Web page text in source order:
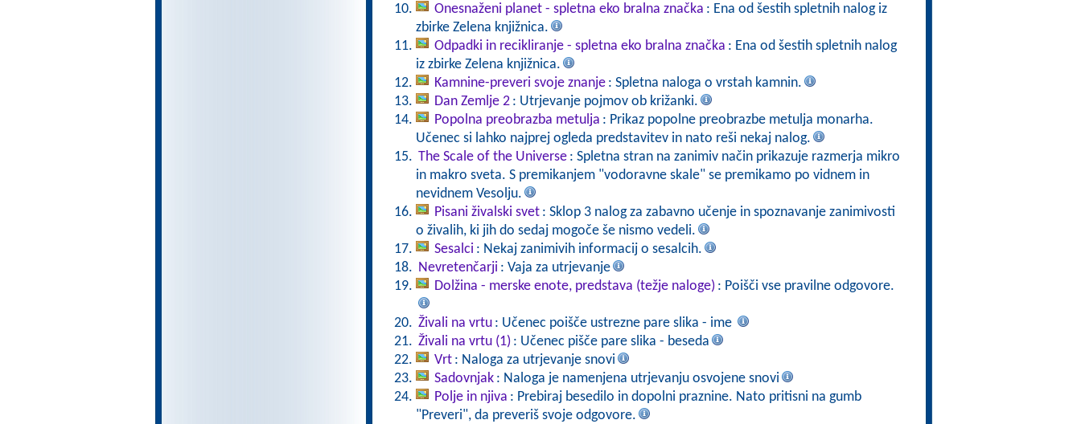
Onesnaženi planet - spletna eko bralna značka : Ena od šestih spletnih nalog iz
zbirke Zelena knjižnica.
Odpadki in recikliranje - spletna eko bralna značka : Ena od šestih spletnih nalog
iz zbirke Zelena knjižnica.
Kamnine-preveri svoje znanje : Spletna naloga o vrstah kamnin.
Dan Zemlje 2 : Utrjevanje pojmov ob križanki.
Popolna preobrazba metulja : Prikaz popolne preobrazbe metulja monarha.
Učenec si lahko najprej ogleda predstavitev in nato reši nekaj nalog.
The Scale of the Universe : Spletna stran na zanimiv način prikazuje razmerja mikro
in makro sveta. S premikanjem "vodoravne skale" se premikamo po vidnem in
nevidnem Vesolju.
Pisani živalski svet : Sklop 3 nalog za zabavno učenje in spoznavanje zanimivosti
o živalih, ki jih do sedaj mogoče še nismo vedeli.
Sesalci : Nekaj zanimivih informacij o sesalcih.
Nevretenčarji : Vaja za utrjevanje
Dolžina - merske enote, predstava (težje naloge) : Poišči vse pravilne odgovore.
Živali na vrtu : Učenec poišče ustrezne pare slika - ime
Živali na vrtu (1) : Učenec pišče pare slika - beseda
Vrt : Naloga za utrjevanje snovi
Sadovnjak : Naloga je namenjena utrjevanju osvojene snovi
Polje in njiva : Prebiraj besedilo in dopolni praznine. Nato pritisni na gumb
"Preveri", da preveriš svoje odgovore.